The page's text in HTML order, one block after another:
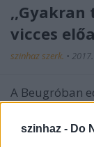
szinhaz - Do
,,Gyakran
vicces
szinhaz szerk. •
A Beugróban
közvetlen
tűzdelt